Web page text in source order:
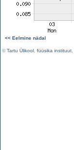
<< Eelmine nädal
©Tartu Ülikool füüsika instituut